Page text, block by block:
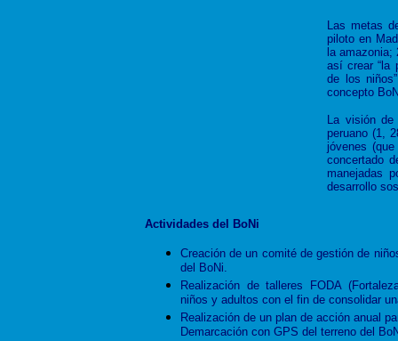
Las metas
piloto en
la amazonia;
así crear “la
de los
concepto
La visión
peruano (1,
jóvenes
concertado
manejadas
desarrollo
Actividades del BoNi
Creación de un comité de gestión de
del BoNi.
Realización de talleres FODA
niños y adultos con el fin de consolidar
Realización de un plan de acción anual
Demarcación con GPS del terreno del